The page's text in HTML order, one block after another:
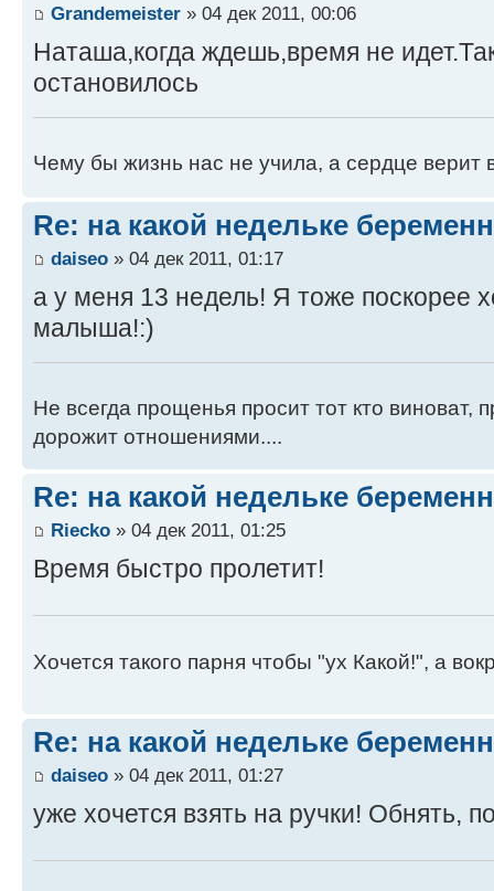
Grandemeister » 04 дек 2011, 00:06
Наташа,когда ждешь,время не
остановилось
Чему бы жизнь нас не учила, а сердце верит
Re: на какой недельке
daiseo » 04 дек 2011, 01:17
а у меня 13 недель! Я тоже поскорее
малыша!:)
Не всегда прощенья просит тот кто виноват,
дорожит отношениями....
Re: на какой недельке
Riecko » 04 дек 2011, 01:25
Время быстро пролетит!
Хочется такого парня чтобы "ух Какой!", а
Re: на какой недельке
daiseo » 04 дек 2011, 01:27
уже хочется взять на ручки! Обнять,